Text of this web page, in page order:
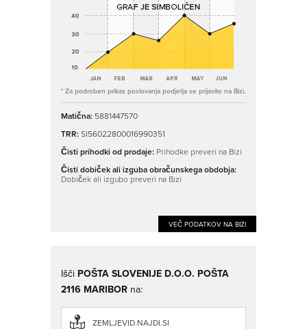
* Za podroben prikaz poslovanja podjetja se prijavite na Bizi.
Matična: 5881447570
TRR:SI56022800016990351
Čisti prihodki od prodaje: Prihodke preveri na Bizi
Čisti dobiček ali izguba obračunskega obdobja:
Dobiček ali izgubo preveri na Bizi
VEČ PODATKOV NA BIZI
Išči POŠTA SLOVENIJE D.O.O. POŠTA
2116 MARIBOR na:
ZEMLJEVID.NAJDI.SI